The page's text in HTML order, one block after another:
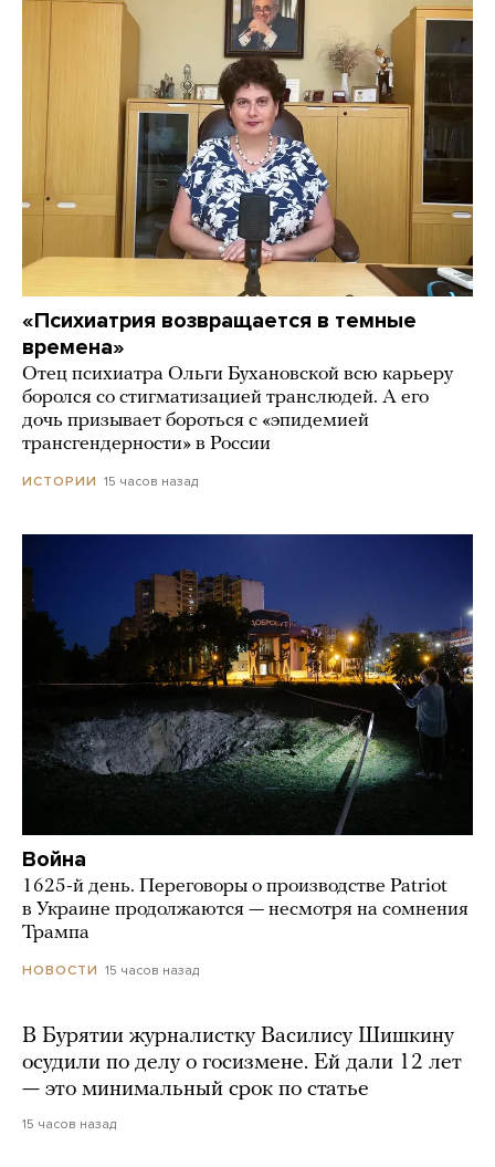
«Психиатрия возвращается в темные
времена»
Отец психиатра Ольги Бухановской всю карьеру
боролся со стигматизацией транслюдей. А его
дочь призывает бороться с «эпидемией
трансгендерности» в России
ИСТОРИИ 15 часов назад
Война
1625-й день. Переговоры о производстве Patriot
в Украине продолжаются — несмотря на сомнения
Трампа
НОВОСТИ 15 часов назад
В Бурятии журналистку Василису Шишкину
осудили по делу о госизмене. Ей дали 12 лет
— это минимальный срок по статье
15 часов назад